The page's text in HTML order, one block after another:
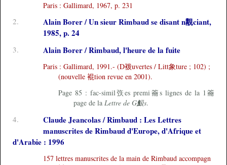
Paris : Gallimard, 1967, p. 231
2.
Alain Borer / Un sieur Rimbaud se disant n覯ciant,
1985, p. 24
3. Alain Borer / Rimbaud, l'heure de la fuite
Paris : Gallimard, 1991.- (D袯uvertes / Litt象ture ; 102) ;
(nouvelle 裩tion revue en 2001).
Page 85 : fac-simil矤es premi籥s lignes de la 1籥
page de la Lettre de G魥s.
4.
Claude Jeancolas / Rimbaud : Les Lettres
manuscrites de Rimbaud d'Europe, d'Afrique et
d'Arabie : 1996
157 lettres manuscrites de la main de Rimbaud accompagn